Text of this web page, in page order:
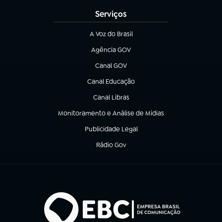
Serviços
A Voz do Brasil
(abre em nova aba)
Agência GOV
(abre em nova aba)
Canal GOV
(abre em nova aba)
Canal Educação
(abre em nova aba)
Canal Libras
(abre em nova aba)
Monitoramento e Análise de Mídias
(abre em nova aba)
Publicidade Legal
(abre em nova aba)
Rádio Gov
(abre em nova aba)